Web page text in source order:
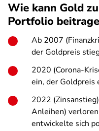
Wie kann Gold
Portfolio
Ab 2007
der Goldpreis
2020 (Corona-
ein, der Goldpreis
2022
Anleihen)
entwickelte sich